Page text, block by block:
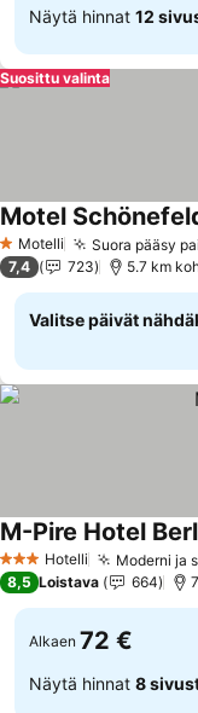
Näytä hinnat 12
Suosittu valinta
1 Tähtiluokitus
Motelli Suora pääsy
Motel
7,4 723 5.7 km
Valitse päivät
3 Tähtiluokitus
Hotelli Moderni ja
M-Pire Hotel
8,5 Loistava 664
Alkaen 72 €
Näytä hinnat 8